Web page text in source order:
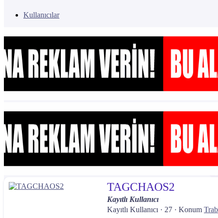
Kullanıcılar
TAGCHAOS2
Kayıtlı Kullanıcı
Kayıtlı Kullanıcı · 27 · Konum